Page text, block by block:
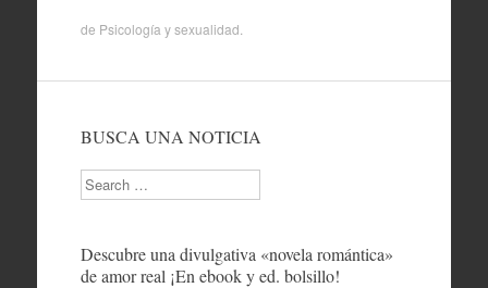
de Psicología y sexualidad
BUSCA UNA NOTICIA
Search
Descubre una divulgativa «novela romántica»
de amor real ¡En ebook y ed. bolsillo!